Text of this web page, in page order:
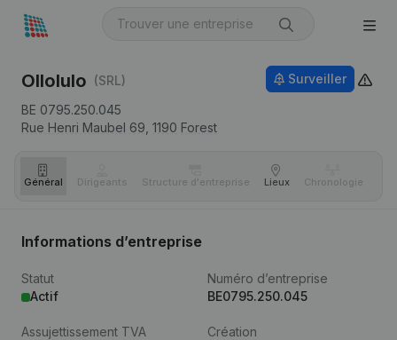
Ollolulo (SRL)
BE 0795.250.045
Rue Henri Maubel 69, 1190 Forest
Surveiller
Général Dirigeants Structure d'entreprise Lieux Chronologie
Informations d’entreprise
Statut
Actif
Numéro d’entreprise
BE0795.250.045
Assujettissement TVA
Création